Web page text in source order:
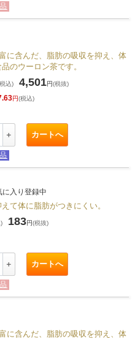
に含んだ、脂肪の吸収を抑え、体
のウーロン茶です。
込) 4,501円(税抜)
円(税込)
＋ カートへ
に入り登録中
て体に脂肪がつきにくい。
183円(税抜)
＋ カートへ
に含んだ、脂肪の吸収を抑え、体